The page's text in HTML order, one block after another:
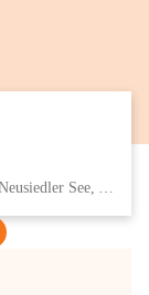
Eisenstädter Straße 18, 7091 Breitenbrunn am Neusiedler See, AUT